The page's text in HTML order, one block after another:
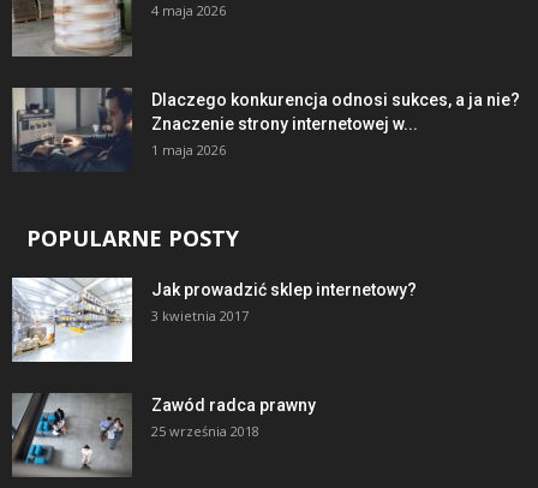
4 maja 2026
Dlaczego konkurencja odnosi sukces, a ja nie?
Znaczenie strony internetowej w...
1 maja 2026
POPULARNE POSTY
Jak prowadzić sklep internetowy?
3 kwietnia 2017
Zawód radca prawny
25 września 2018